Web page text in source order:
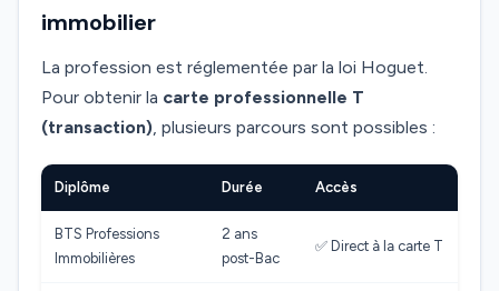
immobilier
La profession est réglementée par la loi Hoguet.
Pour obtenir la carte professionnelle T
(transaction), plusieurs parcours sont possibles :
Diplôme Durée Accès
BTS Professions
Immobilières
2 ans
post-Bac
✅ Direct à la carte T